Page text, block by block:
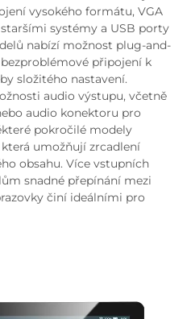
vysokého formátu, VGA
systémy a USB porty
nabízí možnost plug-and-
připojení k
složitého nastavení.
audio výstupu, včetně
audio konektoru pro
pokročilé modely
umožňují zrcadlení
obsahu. Více vstupních
snadné přepínání mezi
činí ideálními pro